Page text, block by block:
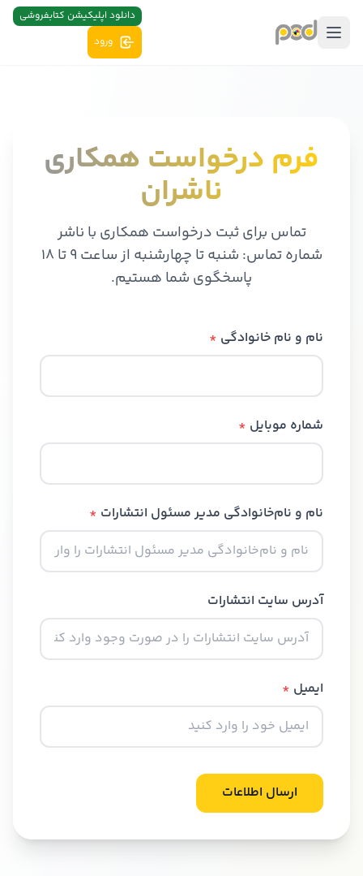
دانلود اپلیکیشن کتابفروشی
ورود
فرم درخواست همکاری
ناشران
تماس برای ثبت درخواست همکاری با ناشر
شماره تماس: شنبه تا چهارشنبه از ساعت ۹ تا ۱۸
پاسخگوی شما هستیم.
نام و نام خانوادگی *
شماره موبایل *
نام و نام‌خانوادگی مدیر مسئول انتشارات *
آدرس سایت انتشارات
ایمیل *
ارسال اطلاعات